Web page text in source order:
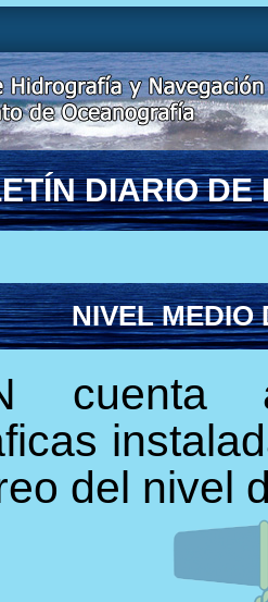
DIARIO DE
NIVEL MEDIO
cuenta
del nivel